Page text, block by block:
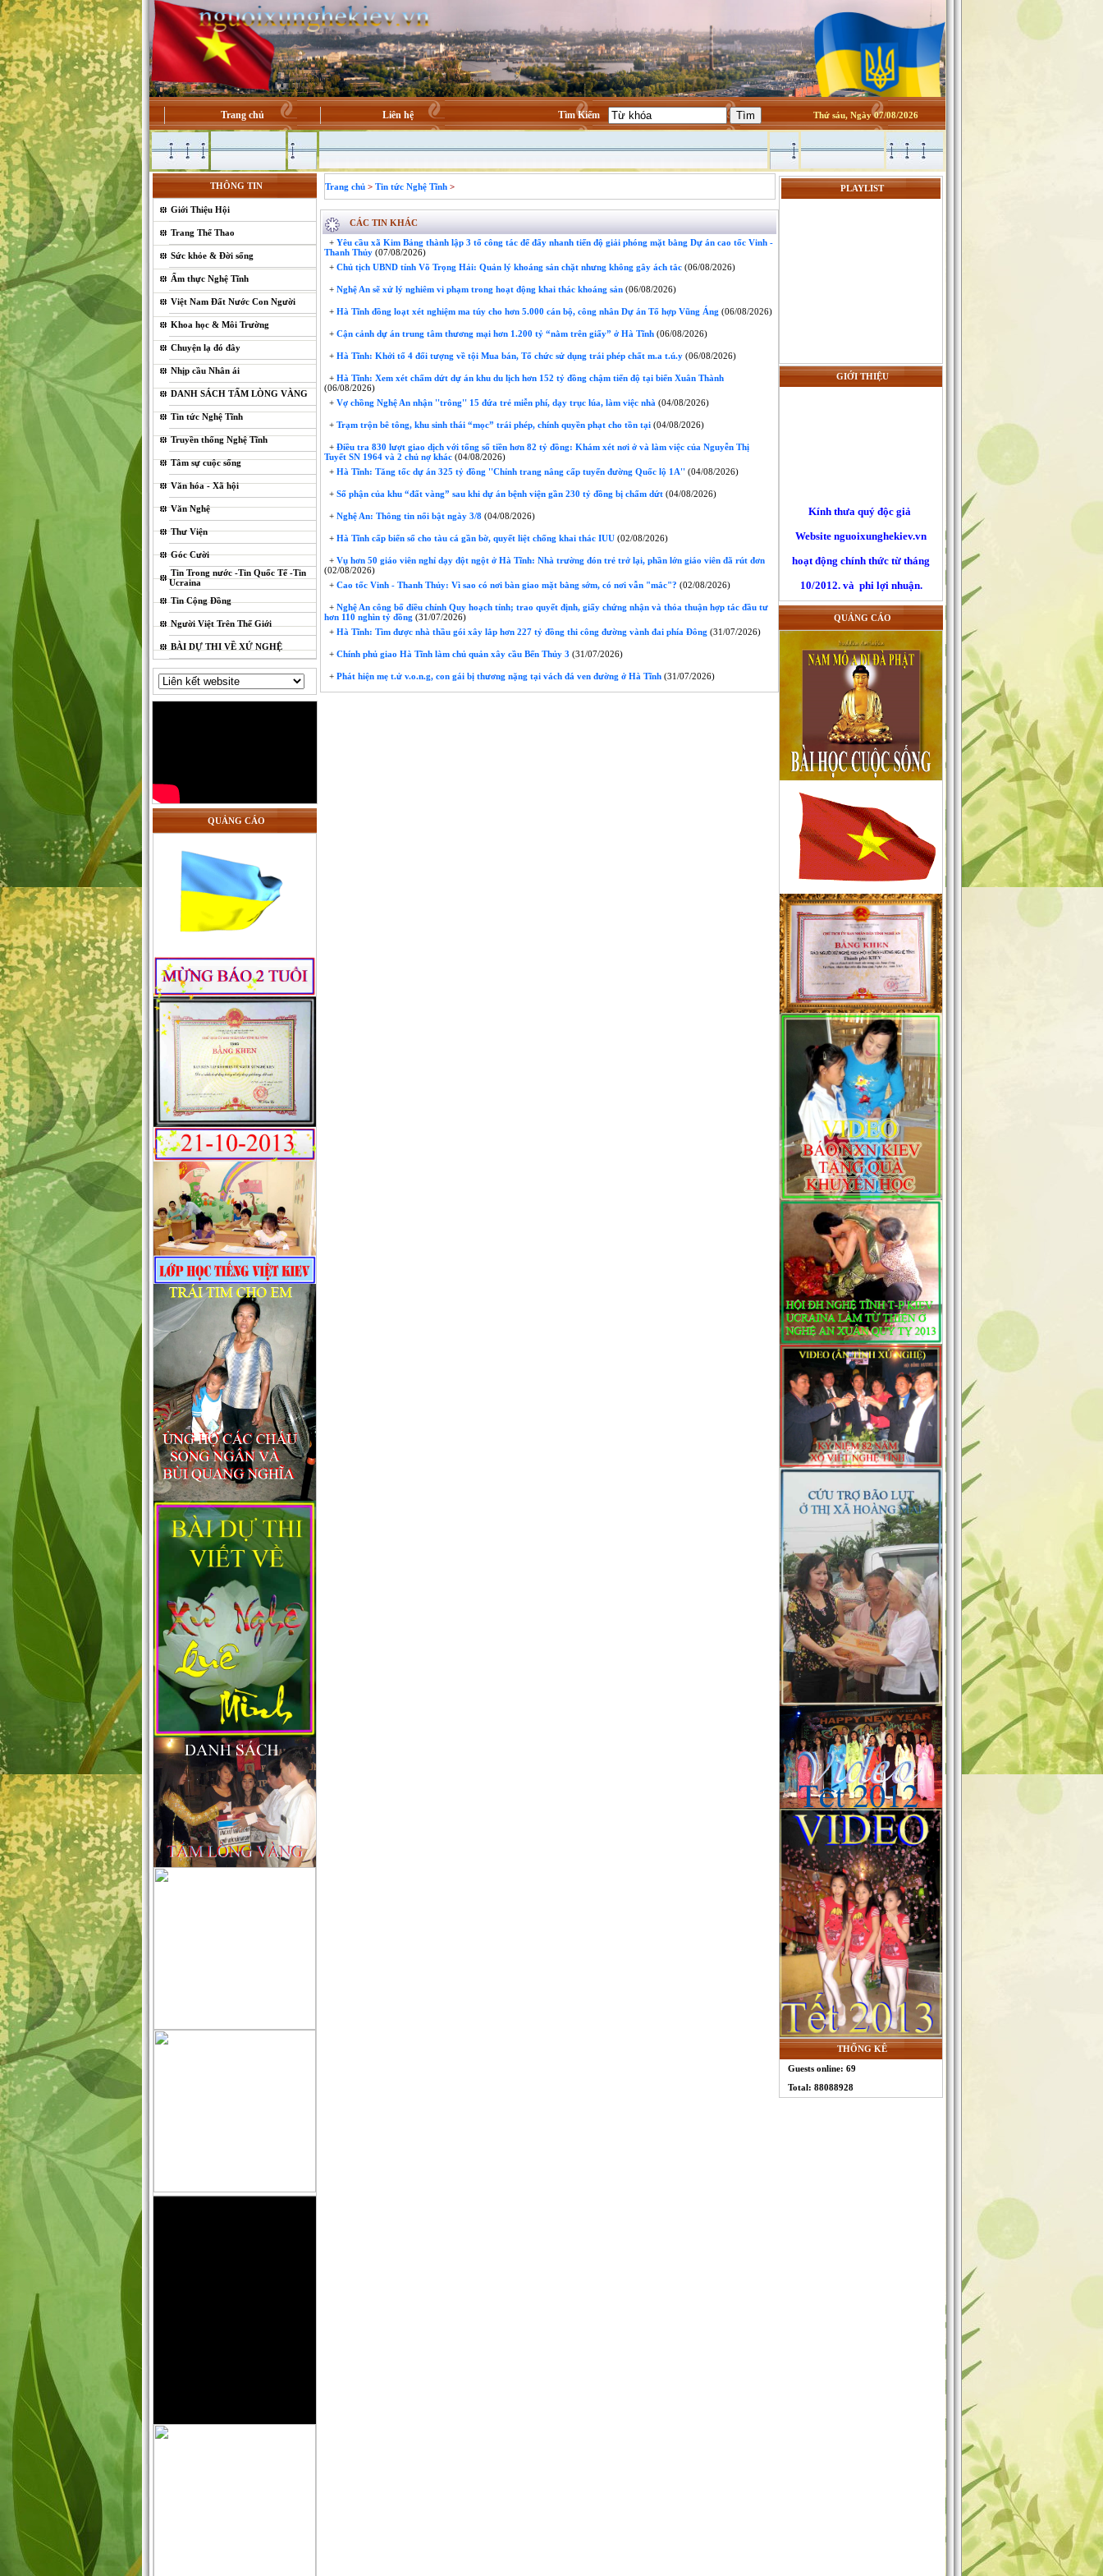
Trang chủ Liên hệ Tìm Kiếm Thứ sáu, Ngày 07/08/2026
THÔNG TIN
Giới Thiệu Hội
Trang Thể Thao
Sức khỏe & Đời sống
Ẩm thực Nghệ Tĩnh
Việt Nam Đất Nước Con Người
Khoa học & Môi Trường
Chuyện lạ đó đây
Nhịp cầu Nhân ái
DANH SÁCH TẤM LÒNG VÀNG
Tin tức Nghệ Tĩnh
Truyền thống Nghệ Tĩnh
Tâm sự cuộc sống
Văn hóa - Xã hội
Văn Nghệ
Thư Viện
Góc Cười
Tin Trong nước -Tin Quốc Tế -Tin
Ucraina
Tin Cộng Đồng
Người Việt Trên Thế Giới
BÀI DỰ THI VỀ XỨ NGHỆ
QUẢNG CÁO
Trang chủ > Tin tức Nghệ Tĩnh>
CÁC TIN KHÁC
+ Yêu cầu xã Kim Bảng thành lập 3 tổ công tác để đẩy nhanh tiến độ giải phóng mặt bằng Dự án cao tốc Vinh -
Thanh Thủy (07/08/2026)
+ Chủ tịch UBND tỉnh Võ Trọng Hải: Quản lý khoáng sản chặt nhưng không gây ách tắc (06/08/2026)
+ Nghệ An sẽ xử lý nghiêm vi phạm trong hoạt động khai thác khoáng sản (06/08/2026)
+ Hà Tĩnh đồng loạt xét nghiệm ma túy cho hơn 5.000 cán bộ, công nhân Dự án Tổ hợp Vũng Áng (06/08/2026)
+ Cận cảnh dự án trung tâm thương mại hơn 1.200 tỷ “nằm trên giấy” ở Hà Tĩnh (06/08/2026)
+ Hà Tĩnh: Khởi tố 4 đối tượng về tội Mua bán, Tổ chức sử dụng trái phép chất m.a t.ú.y (06/08/2026)
+ Hà Tĩnh: Xem xét chấm dứt dự án khu du lịch hơn 152 tỷ đồng chậm tiến độ tại biển Xuân Thành
(06/08/2026)
+ Vợ chồng Nghệ An nhận ''trông'' 15 đứa trẻ miễn phí, dạy trục lúa, làm việc nhà (04/08/2026)
+ Trạm trộn bê tông, khu sinh thái “mọc” trái phép, chính quyền phạt cho tồn tại (04/08/2026)
+ Điều tra 830 lượt giao dịch với tổng số tiền hơn 82 tỷ đồng: Khám xét nơi ở và làm việc của Nguyễn Thị
Tuyết SN 1964 và 2 chủ nợ khác (04/08/2026)
+ Hà Tĩnh: Tăng tốc dự án 325 tỷ đồng ''Chỉnh trang nâng cấp tuyến đường Quốc lộ 1A'' (04/08/2026)
+ Số phận của khu “đất vàng” sau khi dự án bệnh viện gần 230 tỷ đồng bị chấm dứt (04/08/2026)
+ Nghệ An: Thông tin nổi bật ngày 3/8 (04/08/2026)
+ Hà Tĩnh cấp biển số cho tàu cá gần bờ, quyết liệt chống khai thác IUU (02/08/2026)
+ Vụ hơn 50 giáo viên nghỉ dạy đột ngột ở Hà Tĩnh: Nhà trường đón trẻ trở lại, phần lớn giáo viên đã rút đơn
(02/08/2026)
+ Cao tốc Vinh - Thanh Thủy: Vì sao có nơi bàn giao mặt bằng sớm, có nơi vẫn "mắc"? (02/08/2026)
+ Nghệ An công bố điều chỉnh Quy hoạch tỉnh; trao quyết định, giấy chứng nhận và thỏa thuận hợp tác đầu tư
hơn 110 nghìn tỷ đồng (31/07/2026)
+ Hà Tĩnh: Tìm được nhà thầu gói xây lắp hơn 227 tỷ đồng thi công đường vành đai phía Đông (31/07/2026)
+ Chính phủ giao Hà Tĩnh làm chủ quản xây cầu Bến Thủy 3 (31/07/2026)
+ Phát hiện mẹ t.ử v.o.n.g, con gái bị thương nặng tại vách đá ven đường ở Hà Tĩnh (31/07/2026)
PLAYLIST
GIỚI THIỆU
Website nguoixunghekiev.vn
hoạt động chính thức từ tháng
10/2012. và phi lợi nhuận.
Trang tin đăng tải tin tức
của cộng đồng người Việt tại
Kiev
và toàn Ucraina, đồng thời lấy
tin
từ các trang báo mạng khác trên
nguyên tắc trích dẫn nguyên bản
đường nguồn chính. Là những
người làm báo không chuyên nên
mong muốn, chúng tôi sẽ tiếp thu
chân thành những góp ý xây
dựng
của quý độc giả để cho trang tin
ngày càng hoàn thiện hơn, xin
gửi
về mục liên hệ trên mặt báo .
QUẢNG CÁO
THỐNG KÊ
Guests online: 69
Total: 88088928